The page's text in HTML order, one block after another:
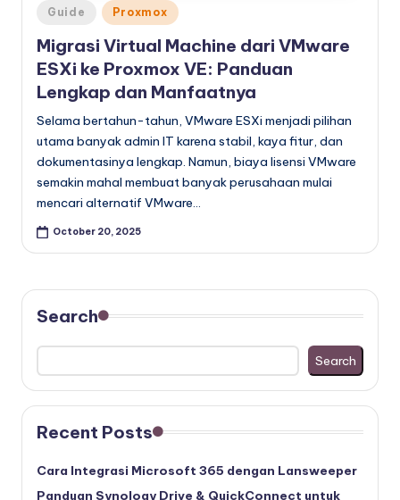
Posted
Guide Proxmox
Migrasi Virtual Machine dari VMware
ESXi ke Proxmox VE: Panduan
Lengkap dan Manfaatnya
Selama bertahun-tahun, VMware ESXi menjadi pilihan
utama banyak admin IT karena stabil, kaya fitur, dan
dokumentasinya lengkap. Namun, biaya lisensi VMware
semakin mahal membuat banyak perusahaan mulai
mencari alternatif VMware…
October 20, 2025
Search
Search
Recent Posts
Cara Integrasi Microsoft 365 dengan Lansweeper
Panduan Synology Drive & QuickConnect untuk